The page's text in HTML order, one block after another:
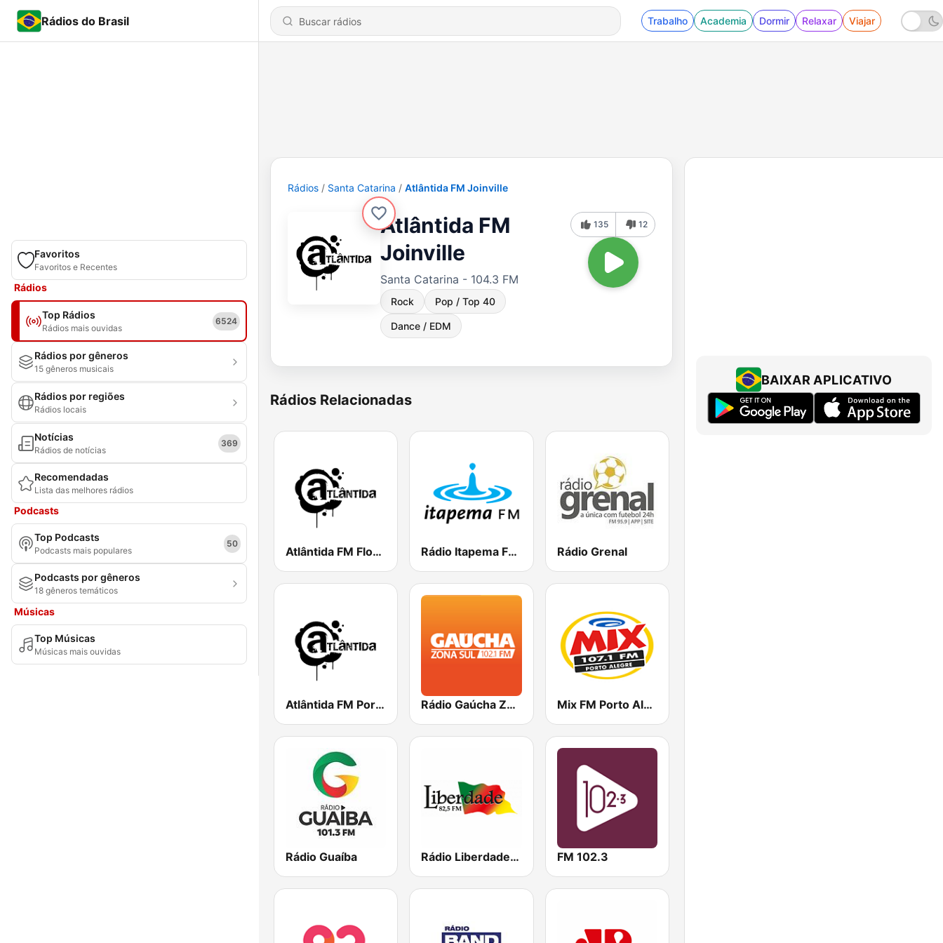
Rádios do Brasil Trabalho Academia Dormir Relaxar Viajar
Favoritos
Favoritos e Recentes
Rádios
Top Rádios
Rádios mais ouvidas
6524
Rádios por gêneros
15 gêneros musicais
Rádios por regiões
Rádios locais
Notícias
Rádios de notícias
369
Recomendadas
Lista das melhores rádios
Podcasts
Top Podcasts
Podcasts mais populares
50
Podcasts por gêneros
18 gêneros temáticos
Músicas
Top Músicas
Músicas mais ouvidas
Rádios Santa Catarina Atlântida FM Joinville
Atlântida FM
Joinville
Santa Catarina - 104.3 FM
Rock Pop / Top 40
Dance / EDM
135 12
Rádios Relacionadas
Atlântida FM Florianópolis Rádio Itapema FM 93.7 Rádio Grenal
Atlântida FM Porto Alegre Rádio Gaúcha ZH - Zona Sul Mix FM Porto Alegre
Rádio Guaíba Rádio Liberdade FM FM 102.3
BAIXAR APLICATIVO